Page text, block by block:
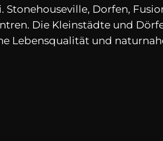
Dorfen,
Die Kleinstädte und
Lebensqualität und